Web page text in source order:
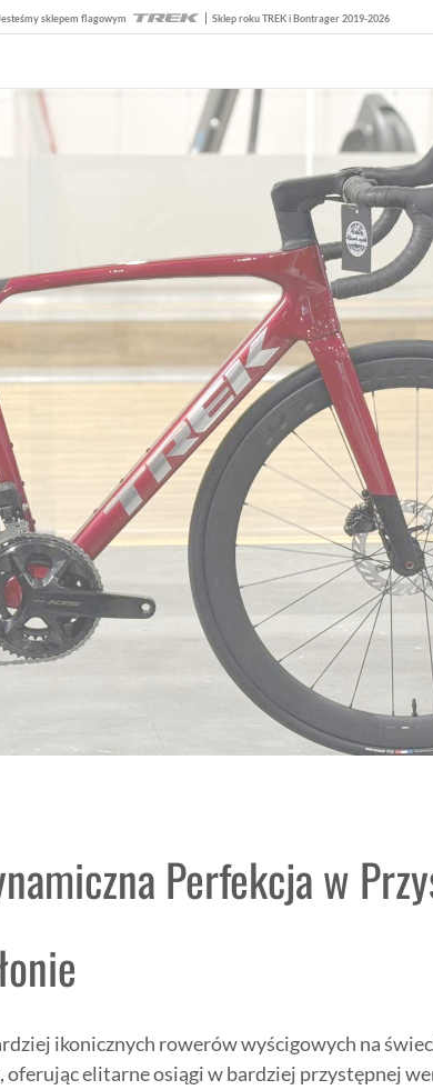
Jesteśmy sklepem flagowym Sklep roku TREK i Bontrager 2019-2026
Perfekcja w
ikonicznych rowerów wyścigowych na
elitarne osiągi w bardziej przystępnej